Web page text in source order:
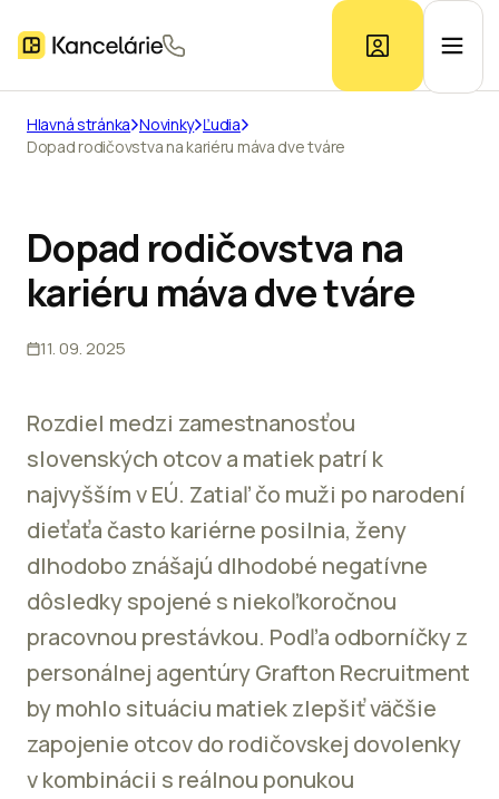
Ponuka kancelárií
Prieskum trhu
Kontakt
Hlavná stránka Novinky Ľudia
Dopad rodičovstva na kariéru máva dve tváre
Dopad rodičovstva na
kariéru máva dve tváre
11. 09. 2025
Rozdiel medzi zamestnanosťou
slovenských otcov a matiek patrí k
najvyšším v EÚ. Zatiaľ čo muži po narodení
dieťaťa často kariérne posilnia, ženy
dlhodobo znášajú dlhodobé negatívne
dôsledky spojené s niekoľkoročnou
pracovnou prestávkou. Podľa odborníčky z
personálnej agentúry Grafton Recruitment
by mohlo situáciu matiek zlepšiť väčšie
zapojenie otcov do rodičovskej dovolenky
v kombinácii s reálnou ponukou